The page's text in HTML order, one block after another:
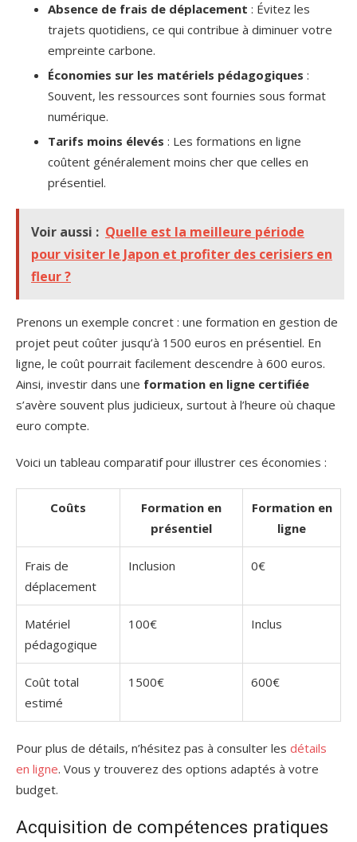
Absence de frais de déplacement : Évitez les
trajets quotidiens, ce qui contribue à diminuer votre
empreinte carbone.
Économies sur les matériels pédagogiques :
Souvent, les ressources sont fournies sous format
numérique.
Tarifs moins élevés : Les formations en ligne
coûtent généralement moins cher que celles en
présentiel.
Voir aussi : Quelle est la meilleure période
pour visiter le Japon et profiter des cerisiers en
fleur ?
Prenons un exemple concret : une formation en gestion de
projet peut coûter jusqu’à 1500 euros en présentiel. En
ligne, le coût pourrait facilement descendre à 600 euros.
Ainsi, investir dans une formation en ligne certifiée
s’avère souvent plus judicieux, surtout à l’heure où chaque
euro compte.
Voici un tableau comparatif pour illustrer ces économies :
Coûts
Formation en
présentiel
Formation en
ligne
Frais de
déplacement
Inclusion 0€
Matériel
pédagogique
100€ Inclus
Coût total
estimé
1500€ 600€
Pour plus de détails, n’hésitez pas à consulter les détails
en ligne. Vous y trouverez des options adaptés à votre
budget.
Acquisition de compétences pratiques